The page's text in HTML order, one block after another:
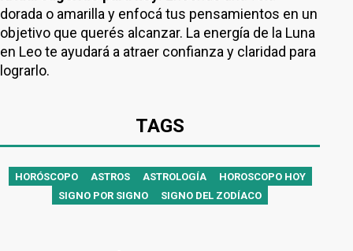
dorada o amarilla y enfocá tus pensamientos en un
objetivo que querés alcanzar. La energía de la Luna
en Leo te ayudará a atraer confianza y claridad para
lograrlo.
TAGS
HORÓSCOPO ASTROS ASTROLOGÍA
HOROSCOPO HOY
SIGNO POR SIGNO
SIGNO DEL ZODÍACO